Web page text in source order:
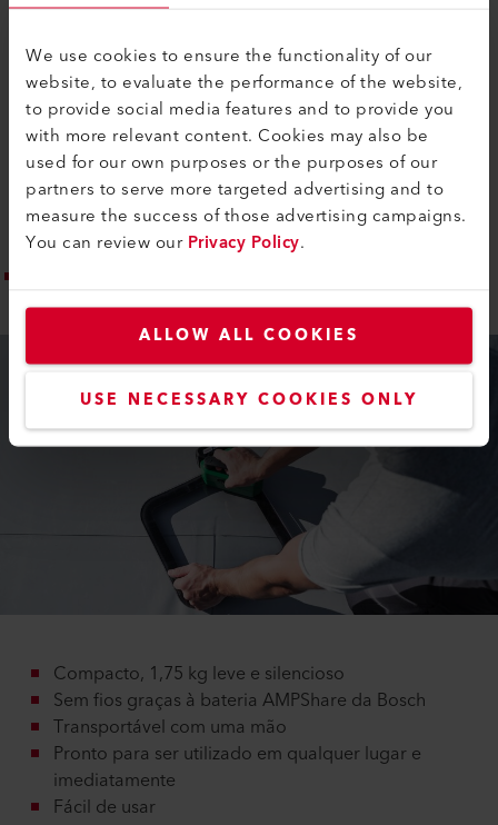
We use cookies to ensure the functionality of our
website, to evaluate the performance of the website,
to provide social media features and to provide you
with more relevant content. Cookies may also be
used for our own purposes or the purposes of our
partners to serve more targeted advertising and to
measure the success of those advertising campaigns.
You can review ourPrivacy Policy.
ALLOW ALL COOKIES
USE NECESSARY COOKIES ONLY
aparelho não só é fácil de transportar, como também
Para além da sua elevada mobilidade, o dispositivo
garante um teste fiável dos cordões de soldadura
devido ao vácuo constante, independentemente do
nível de carga da bateria. A VACUUM PLATE 100-LP é
fornecida numa prática mala de plástico, na qual tudo
pode ser guardado e transportado em segurança.
num relance
Compacto, 1,75 kg leve e silencioso
Sem fios graças à bateria AMPShare da Bosch
Transportável com uma mão
Pronto para ser utilizado em qualquer lugar e
imediatamente
Fácil de usar